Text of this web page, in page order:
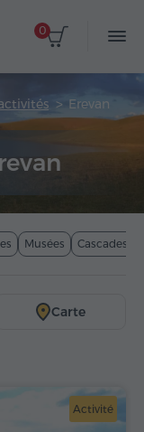
0
Erevan
Musées Cascades
Carte
Activité